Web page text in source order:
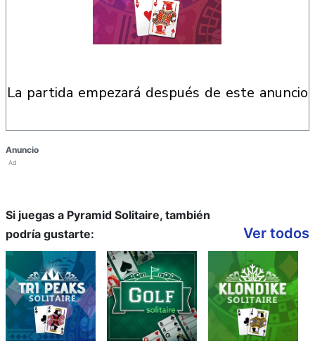
la partida empezará después de este anuncio
Anuncio
Ad
Si juegas a Pyramid Solitaire, también
podría gustarte:
Ver todos